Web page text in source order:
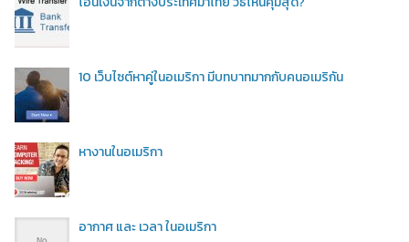
10 เว็บไซต์หาคู่ในอเมริกา มีบทบาทมากกับคนอเมริกัน
หางานในอเมริกา
อากาศ และ เวลา ในอเมริกา